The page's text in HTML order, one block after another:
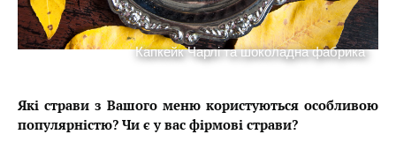
Капкейк Чарлі та шоколадна фабрика
Які страви з Вашого меню користуються особливою
популярністю? Чи є у вас фірмові страви?